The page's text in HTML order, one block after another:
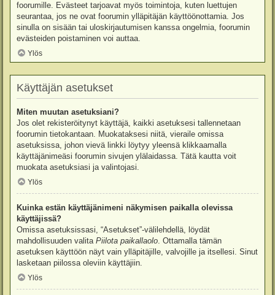
foorumille. Evästeet tarjoavat myös toimintoja, kuten luettujen
seurantaa, jos ne ovat foorumin ylläpitäjän käyttöönottamia. Jos
sinulla on sisään tai uloskirjautumisen kanssa ongelmia, foorumin
evästeiden poistaminen voi auttaa.
Ylös
Käyttäjän asetukset
Miten muutan asetuksiani?
Jos olet rekisteröitynyt käyttäjä, kaikki asetuksesi tallennetaan
foorumin tietokantaan. Muokataksesi niitä, vieraile omissa
asetuksissa, johon vievä linkki löytyy yleensä klikkaamalla
käyttäjänimeäsi foorumin sivujen ylälaidassa. Tätä kautta voit
muokata asetuksiasi ja valintojasi.
Ylös
Kuinka estän käyttäjänimeni näkymisen paikalla olevissa
käyttäjissä?
Omissa asetuksissasi, “Asetukset”-välilehdellä, löydät
mahdollisuuden valita Piilota paikallaolo. Ottamalla tämän
asetuksen käyttöön näyt vain ylläpitäjille, valvojille ja itsellesi. Sinut
lasketaan piilossa oleviin käyttäjiin.
Ylös